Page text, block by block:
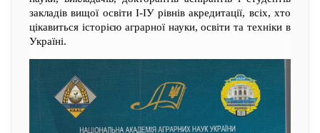
закладів вищої освіти І-ІУ рівнів акредитації, всіх, хто
цікавиться історією аграрної науки, освіти та техніки в
Україні.